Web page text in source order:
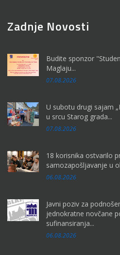
Zadnje Novosti
Budite sponzor
Maglaju...
07.08.2026
U subotu drugi sajam
u srcu Starog grada...
07.08.2026
18 korisnika ostvarilo
samozapošljavanje u
06.08.2026
Javni poziv za
jednokratne novčane
sufinansiranja...
06.08.2026